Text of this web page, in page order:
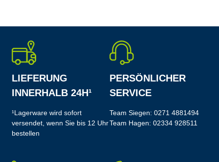
LIEFERUNG
INNERHALB 24H¹
¹Lagerware wird sofort
versendet, wenn Sie bis 12 Uhr
bestellen
PERSÖNLICHER
SERVICE
Team Siegen: 0271 4881494
Team Hagen: 02334 928511